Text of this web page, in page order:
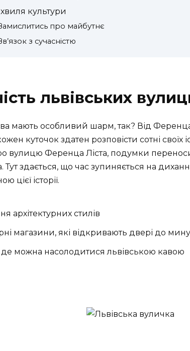
культури
про майбутнє
з сучасністю
львівських
мають особливий шарм, так? Від
куточок здатен розповісти сотні своїх
вулицю Ференца Ліста, подумки
Тут здається, що час зупиняється на
цієї історії.
архітектурних стилів
магазини, які відкривають двері до
де можна насолодитися львівською кавою